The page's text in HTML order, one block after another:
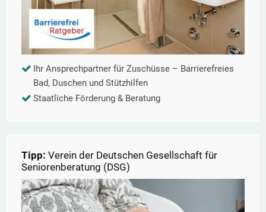
Ihr Ansprechpartner für Zuschüsse – Barrierefreies
Bad, Duschen und Stützhilfen
Staatliche Förderung & Beratung
Tipp: Verein der Deutschen Gesellschaft für
Seniorenberatung (DSG)